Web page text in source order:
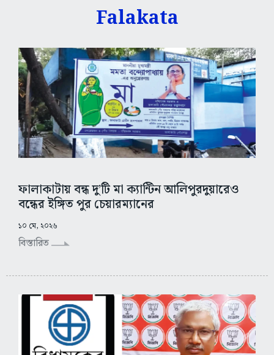
Falakata
ফালাকাটায় বন্ধ দু’টি মা ক্যান্টিন আলিপুরদুয়ারেও
বন্ধের ইঙ্গিত পুর চেয়ারম্যানের
১০ মে, ২০২৬
বিস্তারিত